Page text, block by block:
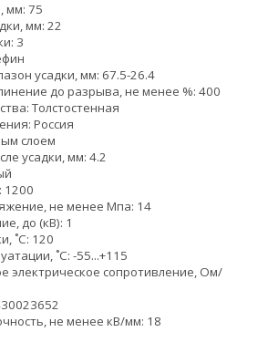
мм: 75
мм: 22
3
усадки, мм: 67.5-26.4
до разрыва, не менее %: 400
Толстостенная
Россия
слоем
усадки, мм: 4.2
1200
не менее Мпа: 14
до (кВ): 1
˚С: 120
˚С: -55...+115
электрическое сопротивление, Ом/
не менее кВ/мм: 18